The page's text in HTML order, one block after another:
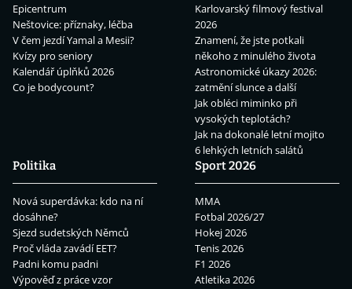
Epicentrum
Neštovice: příznaky, léčba
V čem jezdí Yamal a Mesii?
Kvízy pro seniory
Kalendář úplňků 2026
Co je bodycount?
Karlovarský filmový festival
2026
Znamení, že jste potkali
někoho z minulého života
Astronomické úkazy 2026:
zatmění slunce a další
Jak obléci miminko při
vysokých teplotách?
Jak na dokonalé letní mojito
6 lehkých letních salátů
Politika
Nová superdávka: kdo na ní
dosáhne?
Sjezd sudetských Němců
Proč vláda zavádí EET?
Padni komu padni
Výpověď z práce vzor
Sport 2026
MMA
Fotbal 2026/27
Hokej 2026
Tenis 2026
F1 2026
Atletika 2026